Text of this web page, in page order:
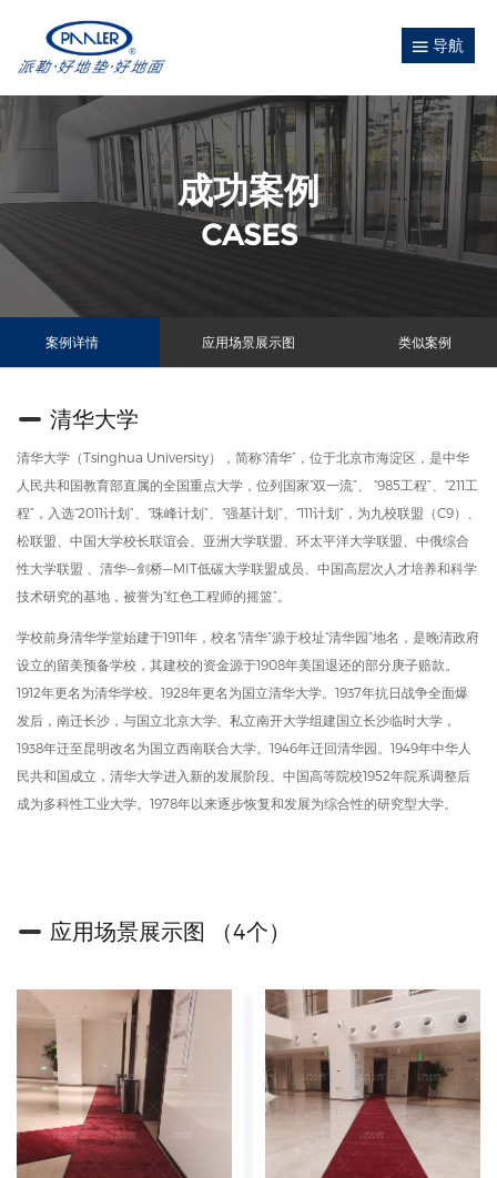
导航
成功案例
CASES
案例详情 应用场景展示图 类似案例
清华大学
清华大学（Tsinghua University），简称“清华”，位于北京市海淀区，是中华
人民共和国教育部直属的全国重点大学，位列国家“双一流”、 “985工程”、“211工
程”，入选“2011计划”、“珠峰计划”、“强基计划”、“111计划”，为九校联盟（C9）、
松联盟、中国大学校长联谊会、亚洲大学联盟、环太平洋大学联盟、中俄综合
性大学联盟 、清华—剑桥—MIT低碳大学联盟成员、中国高层次人才培养和科学
技术研究的基地，被誉为“红色工程师的摇篮”。
学校前身清华学堂始建于1911年，校名“清华”源于校址“清华园”地名，是晚清政府
设立的留美预备学校，其建校的资金源于1908年美国退还的部分庚子赔款。
1912年更名为清华学校。1928年更名为国立清华大学。1937年抗日战争全面爆
发后，南迁长沙，与国立北京大学、私立南开大学组建国立长沙临时大学，
1938年迁至昆明改名为国立西南联合大学。1946年迁回清华园。1949年中华人
民共和国成立，清华大学进入新的发展阶段。中国高等院校1952年院系调整后
成为多科性工业大学。1978年以来逐步恢复和发展为综合性的研究型大学。
应用场景展示图 （4个）